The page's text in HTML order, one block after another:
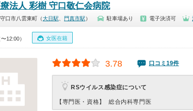
法人 彩樹 守口敬仁会病院
口市八雲東町（大日駅 門真市駅 ） 駐車場あり 電子決済可
12:00） 女医在籍
3.78 口コミ19件
RSウイルス感染症について
【専門医・資格】 総合内科専門医